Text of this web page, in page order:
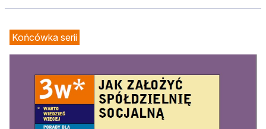
Końcówka serii